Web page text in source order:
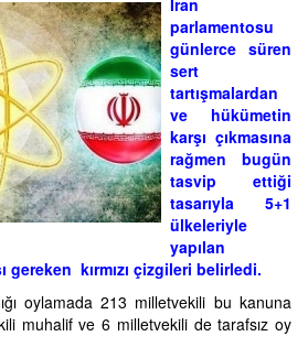
İran
parlamentosu
günlerce süren
sert
tartışmalardan
ve hükümetin
karşı çıkmasına
rağmen bugün
tasvip ettiği
tasarıyla 5+1
ülkeleriyle
yapılan
gereken kırmızı çizgileri belirledi.
oylamada 213 milletvekili bu kanuna
muhalif ve 6 milletvekili de tarafsız oy